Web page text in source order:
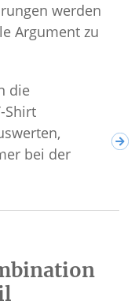
werden
Argument zu
die
Shirt
bei der